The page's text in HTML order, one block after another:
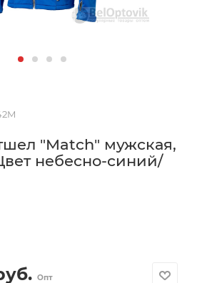
"Match" мужская,
небесно-синий/
Опт